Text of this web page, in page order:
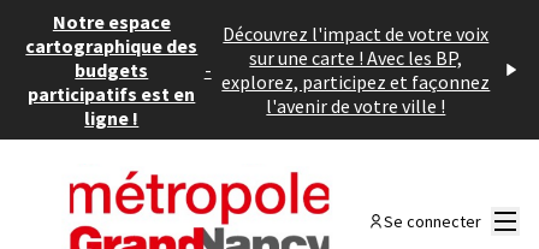
Notre espace
cartographique des
budgets
participatifs est en
ligne !
-
Découvrez l'impact de votre voix
sur une carte ! Avec les BP,
explorez, participez et façonnez
l'avenir de votre ville !
Se connecter